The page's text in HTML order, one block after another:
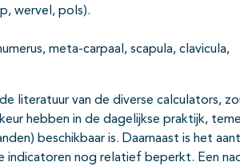
wervel, pols).
meta-carpaal, scapula, clavicula,
literatuur van de diverse calculators,
hebben in de dagelijkse praktijk,
beschikbaar is. Daarnaast is het
indicatoren nog relatief beperkt. Een